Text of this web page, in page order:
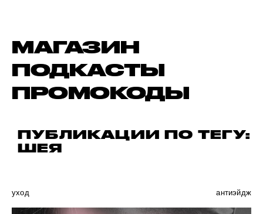
МАГАЗИН
ПОДКАСТЫ
ПРОМОКОДЫ
ПУБЛИКАЦИИ ПО ТЕГУ:
ШЕЯ
уход антиэйдж